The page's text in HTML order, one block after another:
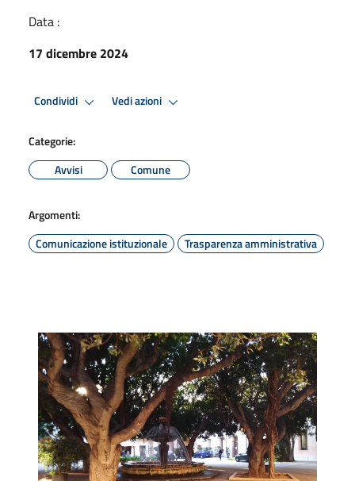
Data :
17 dicembre 2024
Condividi Vedi azioni
Categorie:
Avvisi
Comune
Argomenti:
Comunicazione istituzionale
Trasparenza amministrativa